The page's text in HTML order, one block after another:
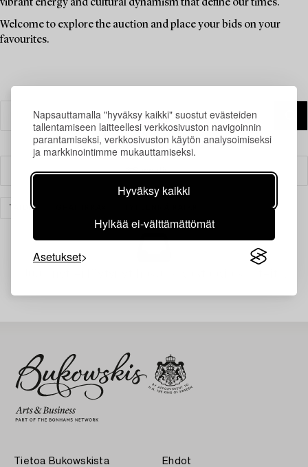
Napsauttamalla "hyväksy kaikki" suostut evästeiden
tallentamiseen laitteellesi verkkosivuston navigoinnin
parantamiseksi, verkkosivuston käytön analysoimiseksi
ja markkinointimme mukauttamiseksi.
Hyväksy kaikki
Hylkää ei-välttämättömät
Asetukset
vibrant energy and cultural dynamism that define our times.
Welcome to explore the auction and place your bids on your
favourites.
Suodatin
TAIDE
Tietoa Bukowskista Ehdot